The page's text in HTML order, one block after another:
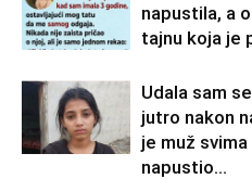
napustila, a
tajnu koja je
Udala sam
jutro nakon
je muž
napustio...